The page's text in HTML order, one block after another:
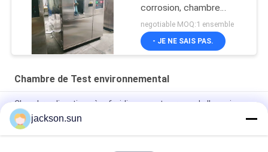
corrosion, chambre
d'essai à l'embrun salin
d'AC220V
negotiable MOQ:1 ensemble
- JE NE SAIS PAS.
Chambre de Test environnemental
Chambre climatique à refroidissement par eau de l'essai
concernant l'environnement 50HZ
Chambre d'essai concernant l'environnement de l'ajustement
jackson.sun